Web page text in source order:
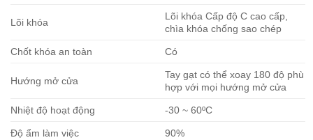
Lõi khóa
Lõi khóa Cấp độ C cao cấp,
chìa khóa chống sao chép
Chốt khóa an toàn Có
Hướng mở cửa
Tay gạt có thể xoay 180 độ phù
hợp với mọi hướng mở cửa
Nhiệt độ hoạt động -30 ~ 60ºC
Độ ẩm làm việc 90%